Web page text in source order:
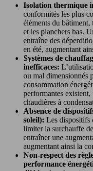
Isolation thermique
conformités les plus
éléments du bâtiment,
et les planchers bas.
entraîne des
en été, augmentant
Systèmes de
inefficaces:
ou mal dimensionnés
consommation
performantes existent,
chaudières à
Absence de
soleil): Les dispositifs
limiter la surchauffe
entraîner une
augmentant ainsi la
Non-respect des
performance